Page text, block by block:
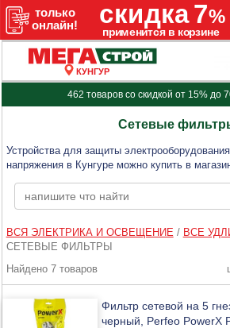
КУНГУР
462 товаров со скидкой от 15% до
Сетевые
Устройства для защиты
напряжения в Кунгуре можно купить в
ВСЯ ЭЛЕКТРИКА И ОСВЕЩЕНИЕ / ВСЕ
СЕТЕВЫЕ ФИЛЬТРЫ
Найдено 7 товаров
Фильтр сетевой на 5
черный, Perfeo PowerX